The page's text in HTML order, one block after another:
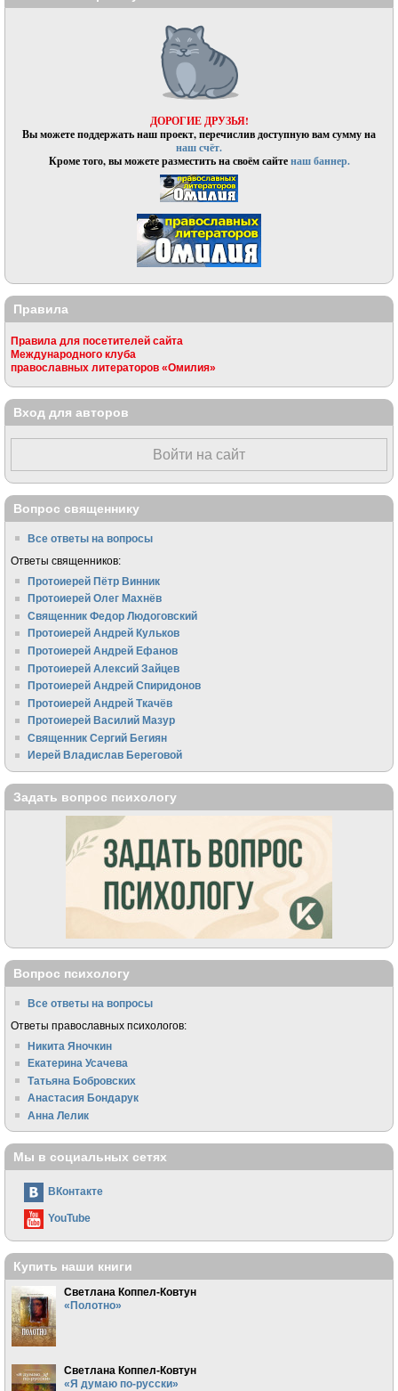
ДОРОГИЕ ДРУЗЬЯ!
Вы можете поддержать наш проект, перечислив доступную вам сумму на
наш счёт.
Кроме того, вы можете разместить на своём сайтенаш баннер.
Правила
Правила для посетителей сайта
Международного клуба
православных литераторов «Омилия»
Вход для авторов
Войти на сайт
Вопрос священнику
Все ответы на вопросы
Ответы священников:
Протоиерей Пётр Винник
Протоиерей Олег Махнёв
Священник Федор Людоговский
Протоиерей Андрей Кульков
Протоиерей Андрей Ефанов
Протоиерей Алексий Зайцев
Протоиерей Андрей Спиридонов
Протоиерей Андрей Ткачёв
Протоиерей Василий Мазур
Священник Сергий Бегиян
Иерей Владислав Береговой
Задать вопрос психологу
Вопрос психологу
Все ответы на вопросы
Ответы православных психологов:
Никита Яночкин
Екатерина Усачева
Татьяна Бобровских
Анастасия Бондарук
Анна Лелик
Мы в социальных сетях
ВКонтакте
YouTube
Купить наши книги
Светлана Коппел-Ковтун
«Полотно»
Светлана Коппел-Ковтун
«Я думаю по-русски»